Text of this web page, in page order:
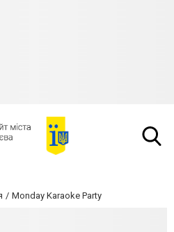
Monday Karaoke Party